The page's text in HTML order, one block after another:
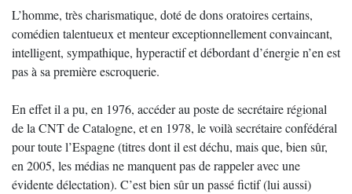
L’homme, très charismatique, doté de dons oratoires certains,
comédien talentueux et menteur exceptionnellement convaincant,
intelligent, sympathique, hyperactif et débordant d’énergie n’en est
pas à sa première escroquerie.
En effet il a pu, en 1976, accéder au poste de secrétaire régional
de la CNT de Catalogne, et en 1978, le voilà secrétaire confédéral
pour toute l’Espagne (titres dont il est déchu, mais que, bien sûr,
en 2005, les médias ne manquent pas de rappeler avec une
évidente délectation). C’est bien sûr un passé fictif (lui aussi)